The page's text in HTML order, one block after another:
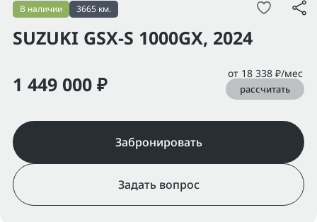
SUZUKI GSX-S 1000GX, 2024
В наличии 3665 км.
1 449 000 ₽ от 18 338 ₽/мес
рассчитать
Забронировать
Задать вопрос